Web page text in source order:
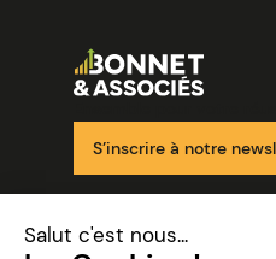
Image
S’inscrire à notre
Nos solutions